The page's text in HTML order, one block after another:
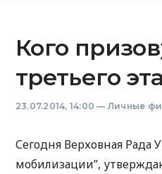
Кого
третьего
23.07.2014, 14:00 — Личные
Сегодня Верховная Рада
мобилизации”,